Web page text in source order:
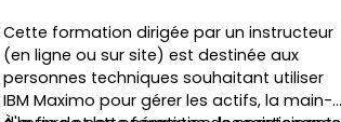
Cette formation dirigée par un instructeur
(en ligne ou sur site) est destinée aux
personnes techniques souhaitant utiliser
IBM Maximo pour gérer les actifs, la main-